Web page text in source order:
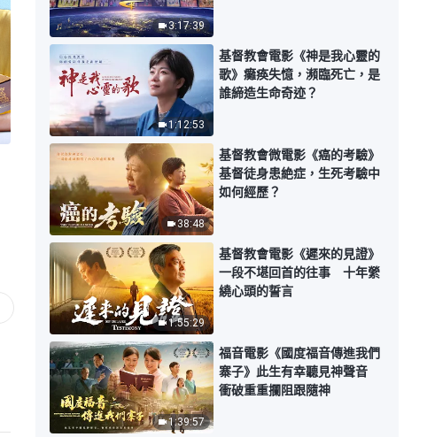
3:17:39
1:12:53
基督教會電影《神是我心靈的
歌》癱痪失憶，瀕臨死亡，是
誰締造生命奇迹？
38:48
基督教會微電影《癌的考驗》
基督徒身患絶症，生死考驗中
如何經歷？
1:55:29
基督教會電影《遲來的見證》
一段不堪回首的往事 十年縈
繞心頭的誓言
1:39:57
福音電影《國度福音傳進我們
寨子》此生有幸聽見神聲音
衝破重重攔阻跟隨神